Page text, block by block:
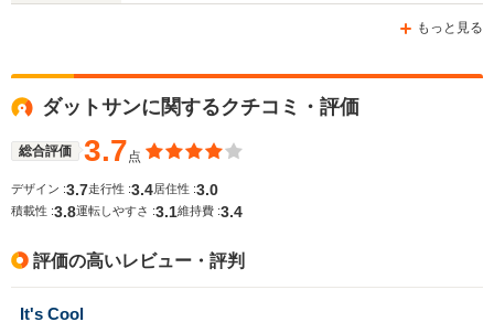
WLTCモード
燃費
もっと見る
ダットサンに関するクチコミ・評価
総合評価 3.7点
デザイン :3.7走行性 :3.4居住性 :3.0
積載性 :3.8運転しやすさ :3.1維持費 :3.4
評価の高いレビュー・評判
It's Cool